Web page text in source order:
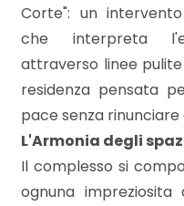
Corte": un
che interpreta
attraverso linee
residenza pensata
pace senza
L'Armonia degli
Il complesso si
ognuna
Residenziali
Commerciali
Industriali
Terreni